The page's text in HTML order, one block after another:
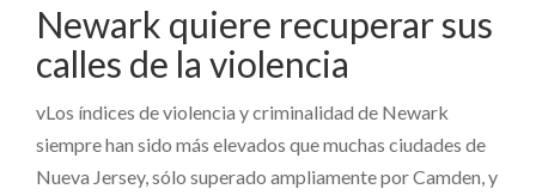
Newark quiere recuperar sus
calles de la violencia
vLos índices de violencia y criminalidad de Newark
siempre han sido más elevados que muchas ciudades de
Nueva Jersey, sólo superado ampliamente por Camden, y